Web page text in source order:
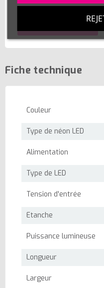
Fiche technique
Couleur
Type de néon LED
Alimentation
Type de LED
Tension d'entrée
Etanche
Puissance lumineuse
Longueur
Largeur